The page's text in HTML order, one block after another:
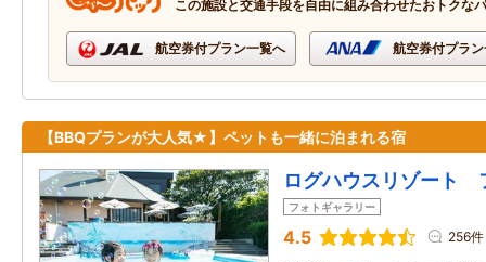
この施設と交通手段を自由に組み合わせたおトクな
航空券付プラン一覧へ 航空券付プラ
【BBQプランが大人気★】ペットも一緒に泊まれる宿
ログハウスリゾート
フォトギャラリー
4.5 256件